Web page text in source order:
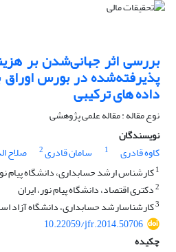
بررسی اثر جهانی‌شدن بر
پذیرفته‌شده در بورس اوراق
داده‏ های ترکیبی
نوع مقاله : مقاله علمی پژوهشی
نویسندگان
کاوه قادری
1 سامان قادری2 صلاح
1کارشناس ارشد حسابداری، دانشگاه پیام
2دکتری اقتصاد، دانشگاه پیام نور، ایران
3کارشناس‎ارشد حسابداری، دانشگاه آزاد اسلامی، بانه، ایران
10.22059/jfr.2014.50706
چکیده